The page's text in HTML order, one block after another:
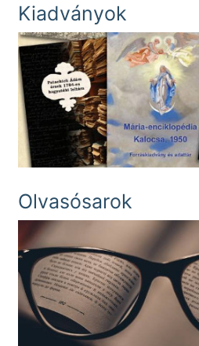
Kiadványok
Olvasósarok